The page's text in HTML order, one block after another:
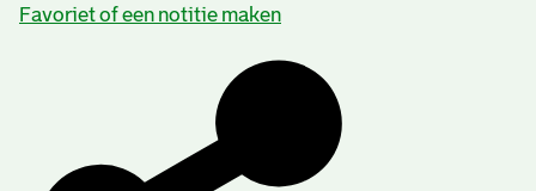
Favoriet of een notitie maken